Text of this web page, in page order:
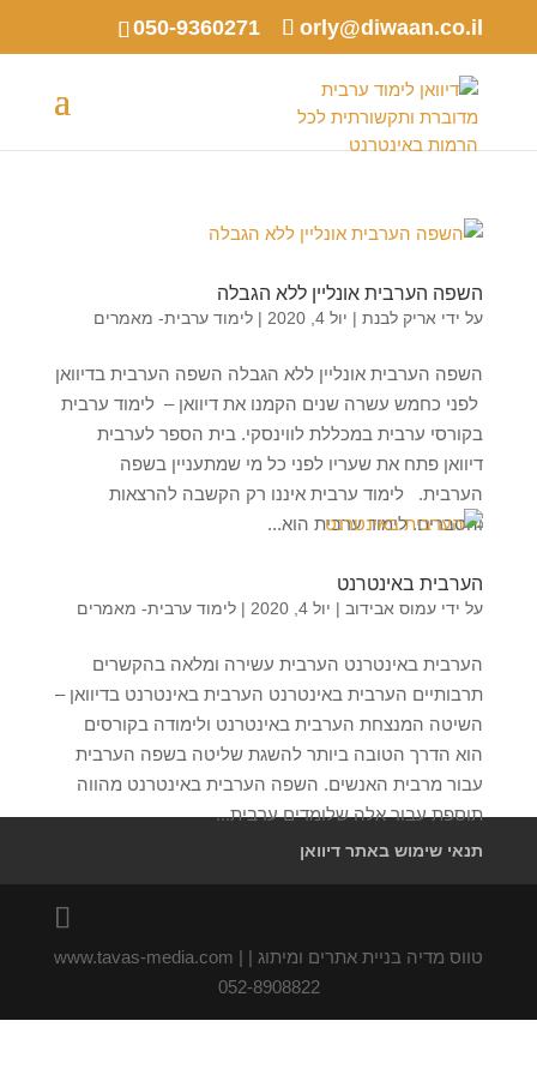
050-9360271 orly@diwaan.co.il
השפה הערבית אונליין ללא הגבלה
על ידי אריק לבנת| יול 4, 2020 | לימוד ערבית- מאמרים
השפה הערבית אונליין ללא הגבלה השפה הערבית בדיוואן
לפני כחמש עשרה שנים הקמנו את דיוואן – לימוד ערבית
בקורסי ערבית במכללת לווינסקי. בית הספר לערבית
דיוואן פתח את שעריו לפני כל מי שמתעניין בשפה
הערבית. לימוד ערבית איננו רק הקשבה להרצאות
והסברים. לימוד ערבית הוא...
הערבית באינטרנט
על ידי עמוס אבידוב | יול 4, 2020 | לימוד ערבית- מאמרים
הערבית באינטרנט הערבית עשירה ומלאה בהקשרים
תרבותיים הערבית באינטרנט הערבית באינטרנט בדיוואן –
השיטה המנצחת הערבית באינטרנט ולימודה בקורסים
הוא הדרך הטובה ביותר להשגת שליטה בשפה הערבית
עבור מרבית האנשים. השפה הערבית באינטרנט מהווה
תוספת עבור אלה שלומדים ערבית...
תנאי שימוש באתר דיוואן
טווס מדיה בניית אתרים ומיתוג | www.tavas-media.com |
052-8908822